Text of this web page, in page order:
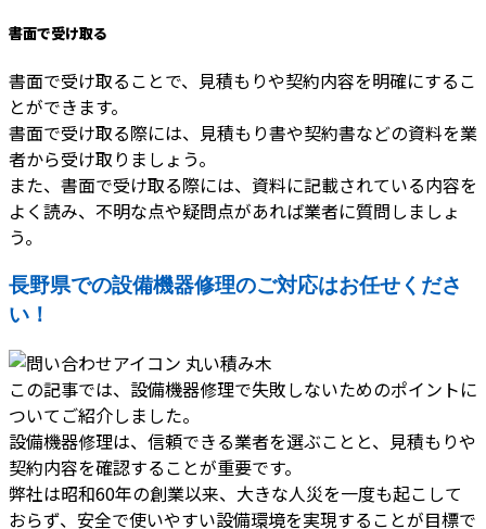
書面で受け取る
書面で受け取ることで、見積もりや契約内容を明確にするこ
とができます。
書面で受け取る際には、見積もり書や契約書などの資料を業
者から受け取りましょう。
また、書面で受け取る際には、資料に記載されている内容を
よく読み、不明な点や疑問点があれば業者に質問しましょ
う。
長野県での設備機器修理のご対応はお任せくださ
い！
この記事では、設備機器修理で失敗しないためのポイントに
ついてご紹介しました。
設備機器修理は、信頼できる業者を選ぶことと、見積もりや
契約内容を確認することが重要です。
弊社は昭和60年の創業以来、大きな人災を一度も起こして
おらず、安全で使いやすい設備環境を実現することが目標で